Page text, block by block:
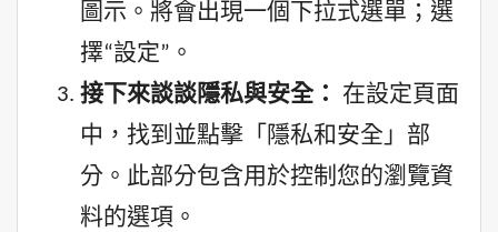
圖示。將會出現一個下拉式選單；選
擇“設定”。
接下來談談隱私與安全：
在設定頁面
中，找到並點擊「隱私和安全」部
分。此部分包含用於控制您的瀏覽資
料的選項。